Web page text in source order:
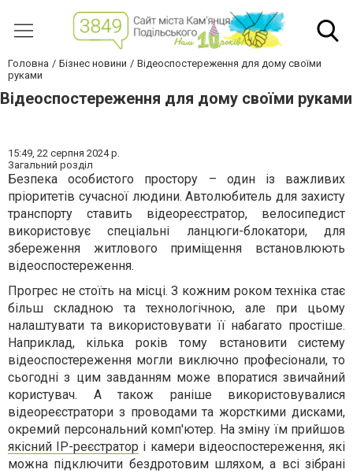
Головна Бізнес новини
Відеоспостереження для дому своїми
руками
Відеоспостереження для дому своїми руками
15:49, 22 серпня 2024 р.
Загальний розділ
Безпека особистого простору – один із важливих
пріоритетів сучасної людини. Автолюбитель для захисту
транспорту ставить відеореєстратор, велосипедист
використовує спеціальні ланцюги-блокатори, для
збереження житлового приміщення встановлюють
відеоспостереження.
Прогрес не стоїть на місці. З кожним роком техніка стає
більш складною та технологічною, але при цьому
налаштувати та використовувати її набагато простіше.
Наприклад, кілька років тому встановити систему
відеоспостереження могли виключно професіонали, то
сьогодні з цим завданням може впоратися звичайний
користувач. А також раніше використовувалися
відеореєстратори з проводами та жорсткими дисками,
окремий персональний комп'ютер. На зміну їм прийшов
якісний IP-реєстратор і камери відеоспостереження, які
можна підключити бездротовим шляхом, а всі зібрані